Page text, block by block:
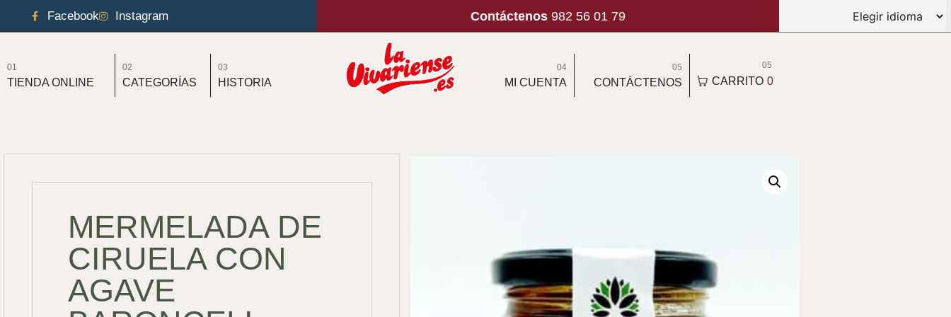
Facebook Instagram Contáctenos 982 56 01 79
01
TIENDA ONLINE
02
CATEGORÍAS
03
HISTORIA
04
MI CUENTA
05
CONTÁCTENOS
05
CARRITO 0
MERMELADA DE
CIRUELA CON
AGAVE